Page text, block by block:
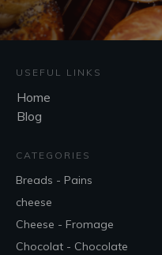
USEFUL LINKS
Home
Blog
CATEGORIES
Breads - Pains
cheese
Cheese - Fromage
Chocolat - Chocolate